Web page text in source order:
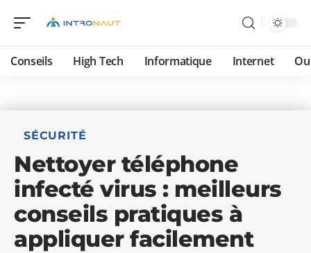
Conseils High Tech Informatique Internet
SÉCURITÉ
Nettoyer téléphone
infecté virus : meilleurs
conseils pratiques à
appliquer facilement